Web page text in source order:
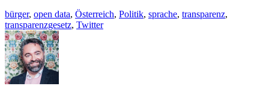
bürger, open data, Österreich, Politik, sprache, transparenz,
transparenzgesetz, Twitter